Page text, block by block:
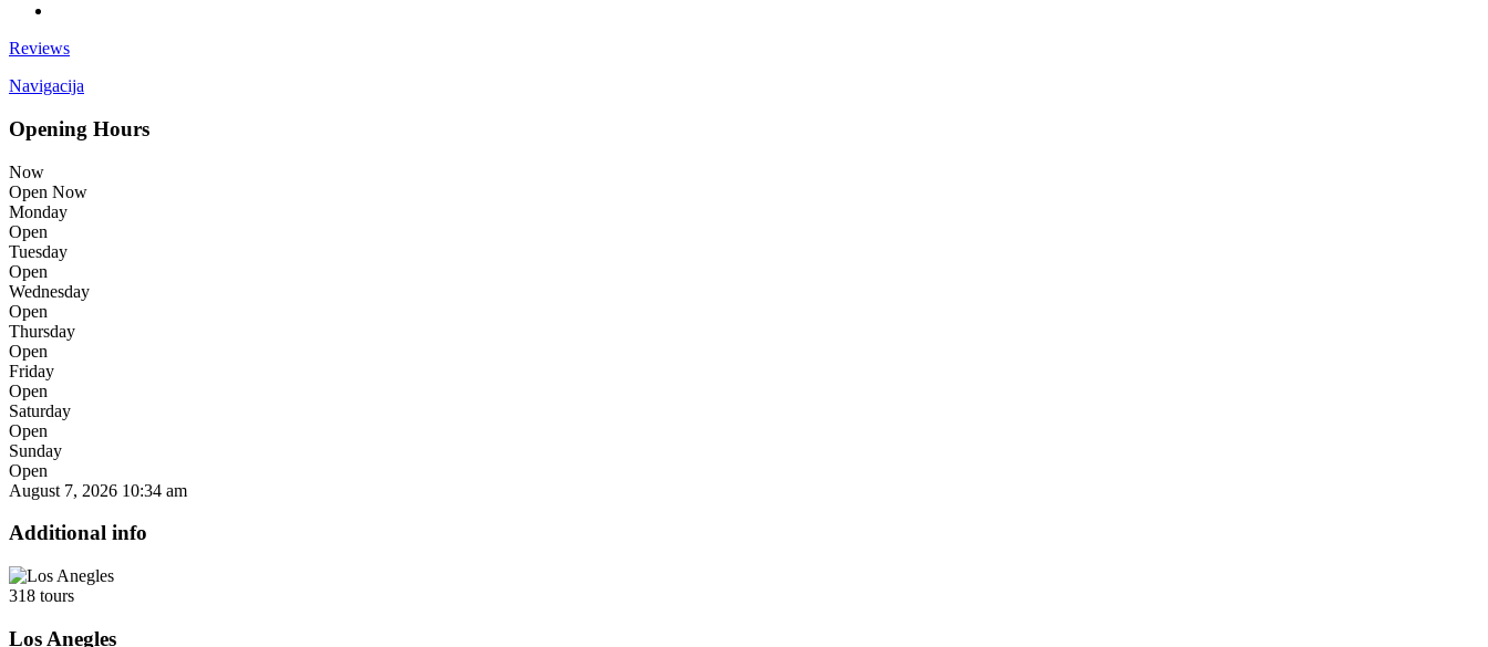
Reviews
Navigacija
Opening Hours
Now
Open Now
Monday
Open
Tuesday
Open
Wednesday
Open
Thursday
Open
Friday
Open
Saturday
Open
Sunday
Open
August 7, 2026 10:34 am
Additional info
318 tours
Los Anegles